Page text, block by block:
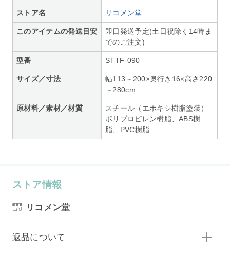
ストア名 リコメン堂
このアイテムの発送目安
即日発送予定(土日祝除く14時ま
でのご注文)
型番 STTF-090
サイズ／寸法
幅113～200×奥行き16×高さ220
～280cm
原材料／素材／材質
スチール（エポキシ樹脂塗装）
ポリプロピレン樹脂、ABS樹
脂、PVC樹脂
ストア情報
リコメン堂
返品について